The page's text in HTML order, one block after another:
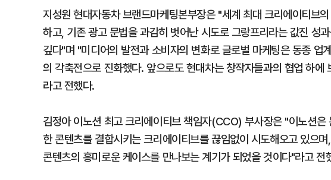
지성원 현대자동차 브랜드마케팅본부장은 "세계 최대 크리에이티브
하고, 기존 광고 문법을 과감히 벗어난 시도로 그랑프리라는 값진 성
깊다"며 "미디어의 발전과 소비자의 변화로 글로벌 마케팅은 동종 업
의 각축전으로 진화했다. 앞으로도 현대차는 창작자들과의 협업 하
라고 전했다.
김정아 이노션 최고 크리에이티브 책임자(CCO) 부사장은 "이노션
한 콘텐츠를 결합시키는 크리에이티브를 끊임없이 시도해오고 있으
콘텐츠의 흥미로운 케이스를 만나보는 계기가 되었을 것이다"라고 전